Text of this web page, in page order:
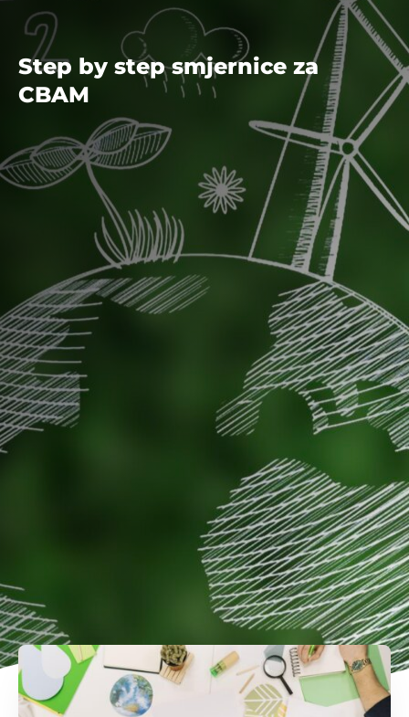
Step by step smjernice za
CBAM